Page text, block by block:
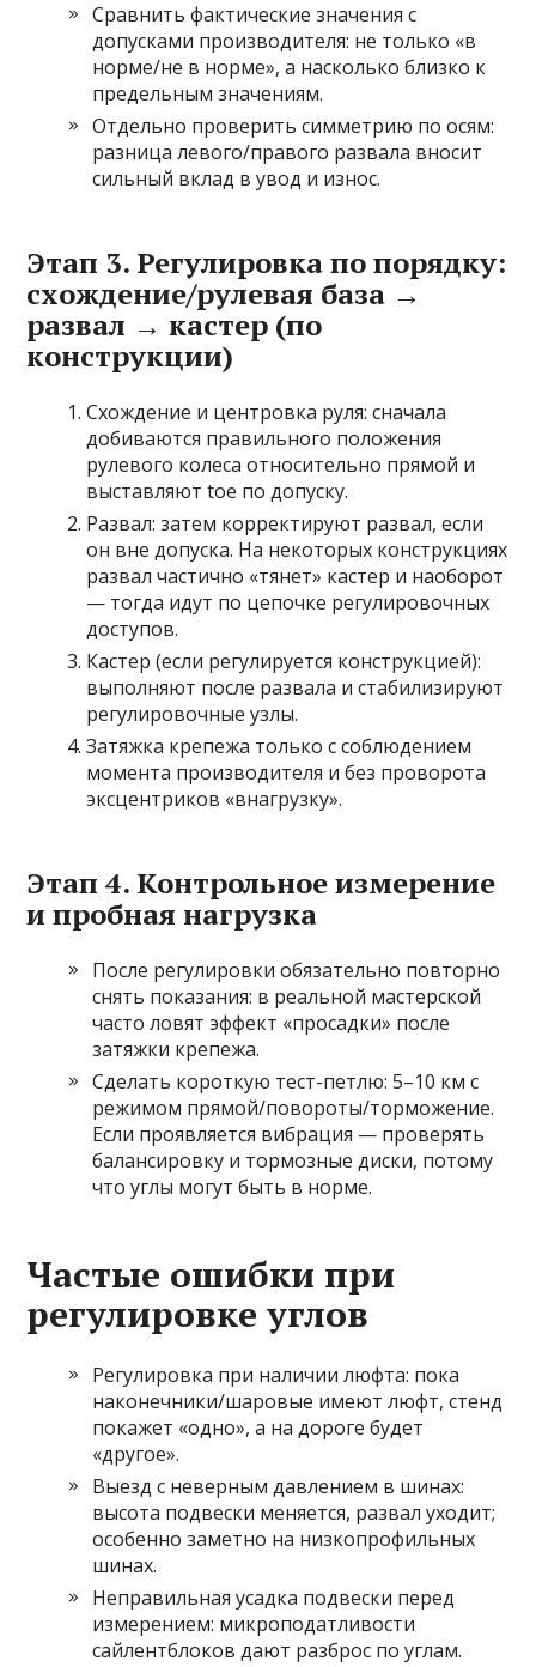
Сравнить фактические значения с
допусками производителя: не только «в
норме/не в норме», а насколько близко к
предельным значениям.
Отдельно проверить симметрию по осям:
разница левого/правого развала вносит
сильный вклад в увод и износ.
Этап 3. Регулировка по порядку:
схождение/рулевая база →
развал → кастер (по
конструкции)
Схождение и центровка руля: сначала
добиваются правильного положения
рулевого колеса относительно прямой и
выставляют toe по допуску.
Развал: затем корректируют развал, если
он вне допуска. На некоторых конструкциях
развал частично «тянет» кастер и наоборот
— тогда идут по цепочке регулировочных
доступов.
Кастер (если регулируется конструкцией):
выполняют после развала и стабилизируют
регулировочные узлы.
Затяжка крепежа только с соблюдением
момента производителя и без проворота
эксцентриков «внагрузку».
Этап 4. Контрольное измерение
и пробная нагрузка
После регулировки обязательно повторно
снять показания: в реальной мастерской
часто ловят эффект «просадки» после
затяжки крепежа.
Сделать короткую тест-петлю: 5–10 км с
режимом прямой/повороты/торможение.
Если проявляется вибрация — проверять
балансировку и тормозные диски, потому
что углы могут быть в норме.
Частые ошибки при
регулировке углов
Регулировка при наличии люфта: пока
наконечники/шаровые имеют люфт, стенд
покажет «одно», а на дороге будет
«другое».
Выезд с неверным давлением в шинах:
высота подвески меняется, развал уходит;
особенно заметно на низкопрофильных
шинах.
Неправильная усадка подвески перед
измерением: микроподатливости
сайлентблоков дают разброс по углам.